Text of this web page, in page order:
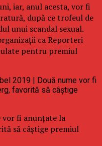
iar, anul acesta, vor fi
după ce trofeul de
unui scandal sexual.
ca Reporteri
pentru premiul
vor fi anunţate la
să câştige premiul